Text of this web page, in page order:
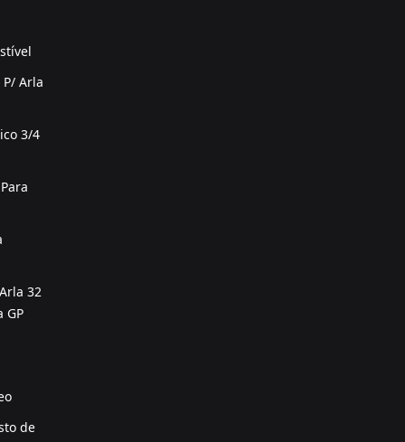
Arla
3/4
32
GP
de